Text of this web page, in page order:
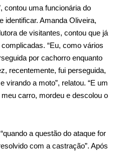
contou uma funcionária do
identificar. Amanda Oliveira,
de visitantes, contou que já
“Eu, como vários
por cachorro enquanto
recentemente, fui perseguida,
virando a moto”, relatou. “E um
carro, mordeu e descolou o
a questão do ataque for
com a castração”. Após